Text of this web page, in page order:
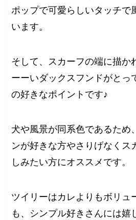
ポップで可愛らしいタッチで
います。
そして、スカーフの端に描か
ーーいダックスフンドがとっ
の好きなポイントです♪
犬や風景が同系色であるため
ンが好きな方やさりげなくス
しみたい方にオススメです。
ツイリーはカレよりもボリュ
も、シンプル好きさんには嬉